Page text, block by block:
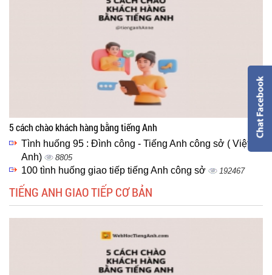
5 cách chào khách hàng bằng tiếng Anh
Tình huống 95 : Đình công - Tiếng Anh công sở ( Việt -
Anh)
8805
100 tình huống giao tiếp tiếng Anh công sở 192467
TIẾNG ANH GIAO TIẾP CƠ BẢN